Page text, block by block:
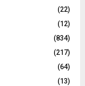
(22)
(12)
(834)
(217)
(64)
(13)